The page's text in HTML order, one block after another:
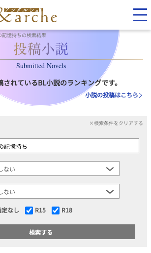
記憶持ちの検索結果
Submitted Novels
されているBL小説のランキングです。
小説の投稿はこちら
×検索条件をクリアする
定なし R15 R18